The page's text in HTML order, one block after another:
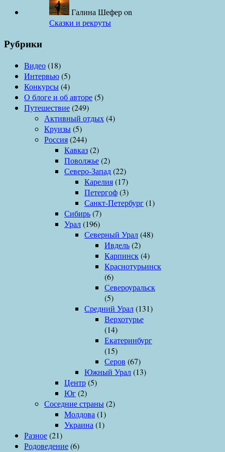
Галина Шеферon
Сказки и рекруты
Рубрики
Видео(18)
Интервью(5)
Конкурсы(4)
О блоге и об авторе(5)
Путешествие(249)
Активный отдых(4)
Круизы(5)
Россия(244)
Кавказ(2)
Поволжье(2)
Северо-Запад(22)
Карелия(17)
Петергоф(3)
Санкт-Петербург(1)
Сибирь(7)
Урал(196)
Северный Урал(48)
Ивдель(2)
Карпинск(4)
Краснотурьинск
(6)
Североуральск
(5)
Средний Урал(131)
Верхотурье
(14)
Екатеринбург
(15)
Серов (67)
Южный Урал(13)
Центр(5)
Юг(2)
Соседние страны(2)
Молдова (1)
Украина (1)
Разное(21)
Родоведение(6)